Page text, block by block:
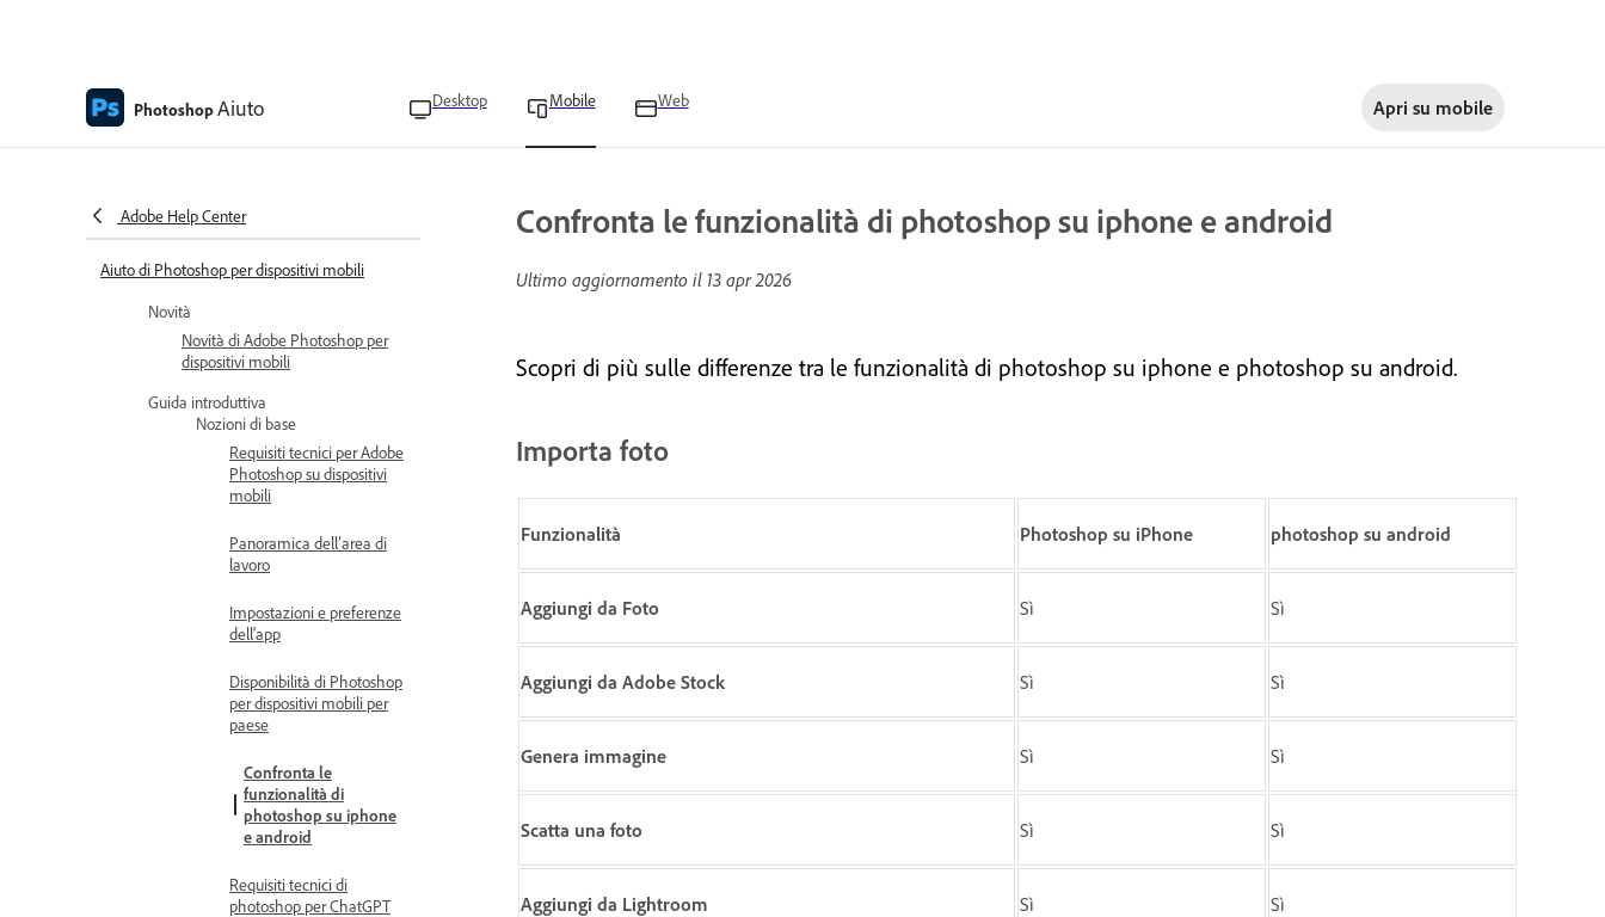
PhotoshopAiuto Desktop Mobile Web Apri su mobile
Adobe Help Center
Aiuto di Photoshop per dispositivi mobili
Novità
Novità di Adobe Photoshop per
dispositivi mobili
Guida introduttiva
Nozioni di base
Requisiti tecnici per Adobe
Photoshop su dispositivi
mobili
Panoramica dell’area di
lavoro
Impostazioni e preferenze
dell'app
Disponibilità di Photoshop
per dispositivi mobili per
paese
Confronta le
funzionalità di
photoshop su iphone
e android
Requisiti tecnici di
photoshop per ChatGPT
Confronta le funzionalità di photoshop su iphone e android
Ultimo aggiornamento il 13 apr 2026
Scopri di più sulle differenze tra le funzionalità di photoshop su iphone e photoshop su android.
Importa foto
Funzionalità Photoshop su iPhone photoshop su android
Aggiungi da Foto Sì Sì
Aggiungi da Adobe Stock Sì Sì
Genera immagine Sì Sì
Scatta una foto Sì Sì
Aggiungi da Lightroom Sì Sì